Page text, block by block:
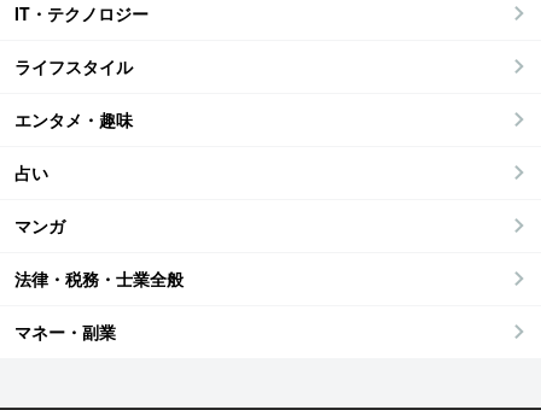
IT・テクノロジー
ライフスタイル
エンタメ・趣味
占い
マンガ
法律・税務・士業全般
マネー・副業